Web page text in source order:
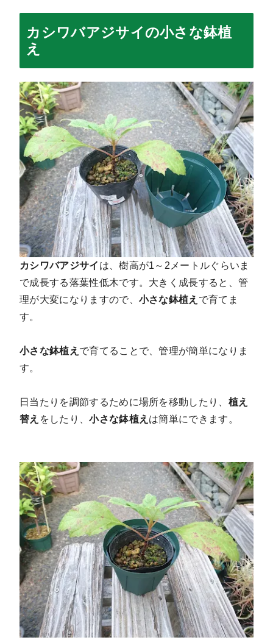
カシワバアジサイの小さな鉢植
え
カシワバアジサイ は、樹高が1～2メートルぐらいま
で成長する落葉性低木です。大きく成長すると、管
理が大変になりますので、 小さな鉢植え で育てま
す。
小さな鉢植え で育てることで、管理が簡単になりま
す。
日当たりを調節するために場所を移動したり、 植え
替え をしたり、小さな鉢植え は簡単にできます。